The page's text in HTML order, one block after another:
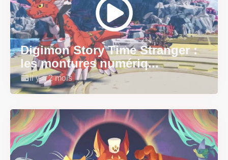
Digimon Story Time Stranger :
les montures numériq...
Il y a 2 mois